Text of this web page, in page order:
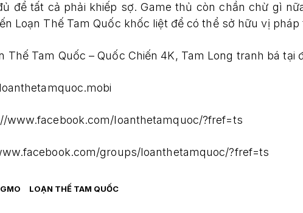
để tất cả phải khiếp sợ. Game thủ còn chần chừ gì
Loạn Thế Tam Quốc khốc liệt để có thể sở hữu vị
Thế Tam Quốc – Quốc Chiến 4K, Tam Long tranh bá tại
www.facebook.com/loanthetamquoc/?fref=ts
groups/loanthetamquoc/?fref=ts
GMO LOẠN THẾ TAM QUỐC